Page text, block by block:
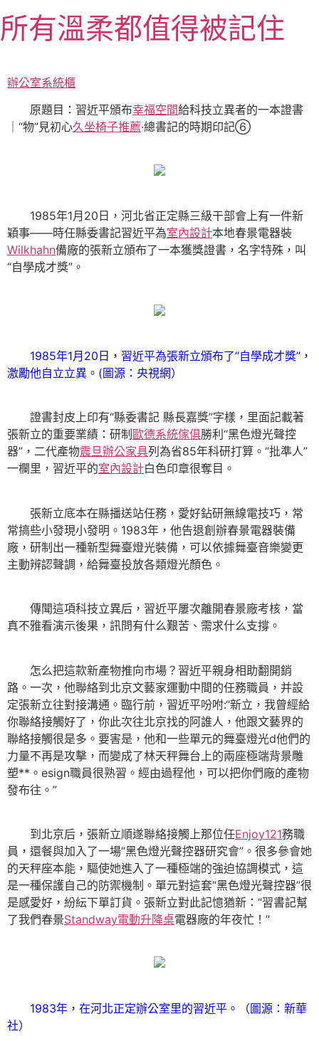
至
主
內
所有溫柔都值得被記住
辦公室系統櫃
原題目：習近平頒布幸福空間給科技立異者的一本證書
｜“物”見初心久坐椅子推薦·總書記的時期印記⑥
1985年1月20日，河北省正定縣三級干部會上有一件新
穎事——時任縣委書記習近平為室內設計本地春景電器裝
Wilkhahn備廠的張新立頒布了一本獲獎證書，名字特殊，叫
“自學成才獎”。
1985年1月20日，習近平為張新立頒布了“自學成才獎”，
激勵他自立立異。(圖源：央視網）
證書封皮上印有“縣委書記 縣長嘉獎”字樣，里面記載著
張新立的重要業績：研制 歐德系統傢俱勝利“黑色燈光聲控
器”，二代產物震旦辦公家具列為省85年科研打算。“批準人”
一欄里，習近平的室內設計白色印章很奪目。
張新立底本在縣播送站任務，愛好鉆研無線電技巧，常
常搞些小發現小發明。1983年，他告退創辦春景電器裝備
廠，研制出一種新型舞臺燈光裝備，可以依據舞臺音樂變更
主動辨認聲調，給舞臺投放各類燈光顏色。
傳聞這項科技立異后，習近平屢次離開春景廠考核，當
真不雅看演示後果，訊問有什么艱苦、需求什么支撐。
怎么把這款新產物推向市場？習近平親身相助翻開銷
路。一次，他聯絡到北京文藝家運動中間的任務職員，并設
定張新立往對接溝通。臨行前，習近平吩咐:“新立，我曾經給
你聯絡接觸好了，你此次往北京找的阿誰人，他跟文藝界的
聯絡接觸很是多。要害是，他和一些單元的舞臺燈光d他們的
力量不再是攻擊，而變成了林天秤舞台上的兩座極端背景雕
塑**。esign職員很熟習。經由過程他，可以把你們廠的產物
發布往。”
到北京后，張新立順遂聯絡接觸上那位任Enjoy121務職
員，還餐與加入了一場“黑色燈光聲控器研究會”。很多參會她
的天秤座本能，驅使她進入了一種極端的強迫協調模式，這
是一種保護自己的防禦機制。單元對這套“黑色燈光聲控器”很
是感愛好，紛紜下單訂貨。張新立對此記憶猶新：“習書記幫
了我們春景Standway電動升降桌電器廠的年夜忙！”
1983年，在河北正定辦公室里的習近平。（圖源：新華
社）